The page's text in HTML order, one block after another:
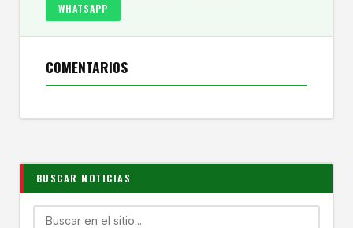
WHATSAPP
COMENTARIOS
BUSCAR NOTICIAS